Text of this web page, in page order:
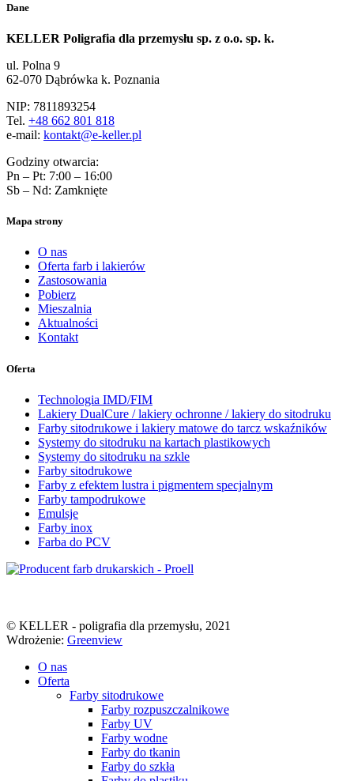
Dane
KELLER Poligrafia dla przemysłu sp. z o.o. sp. k.
ul. Polna 9
62-070 Dąbrówka k. Poznania
NIP: 7811893254
Tel. +48 662 801 818
e-mail: kontakt@e-keller.pl
Godziny otwarcia:
Pn – Pt: 7:00 – 16:00
Sb – Nd: Zamknięte
Mapa strony
O nas
Oferta farb i lakierów
Zastosowania
Pobierz
Mieszalnia
Aktualności
Kontakt
Oferta
Technologia IMD/FIM
Lakiery DualCure / lakiery ochronne / lakiery do sitodruku
Farby sitodrukowe i lakiery matowe do tarcz wskaźników
Systemy do sitodruku na kartach plastikowych
Systemy do sitodruku na szkle
Farby sitodrukowe
Farby z efektem lustra i pigmentem specjalnym
Farby tampodrukowe
Emulsje
Farby inox
Farba do PCV
© KELLER - poligrafia dla przemysłu, 2021
Wdrożenie: Greenview
O nas
Oferta
Farby sitodrukowe
Farby rozpuszczalnikowe
Farby UV
Farby wodne
Farby do tkanin
Farby do szkła